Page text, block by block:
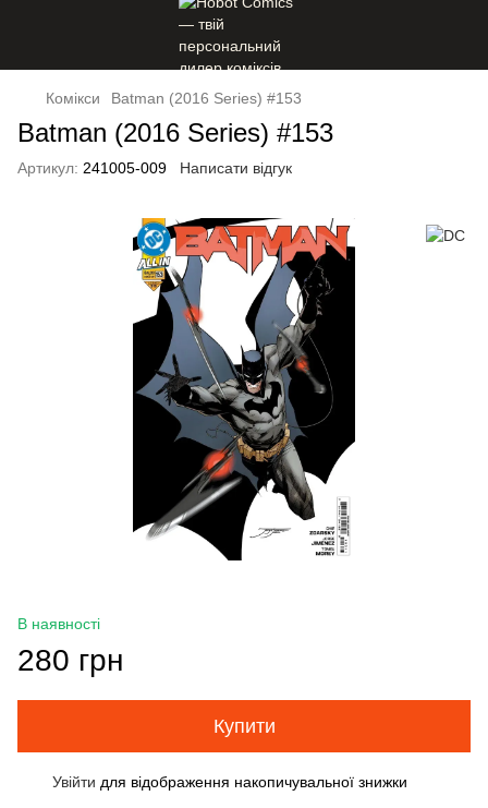
Комікси Batman (2016 Series) #153
Batman (2016 Series) #153
Артикул: 241005-009 Написати відгук
В наявності
280 грн
Купити
Увійти для відображення накопичувальної знижки